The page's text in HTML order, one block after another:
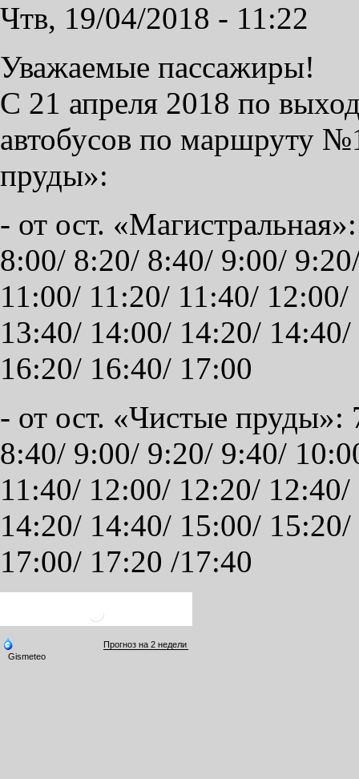
Чтв, 19/04/2018 - 11:22
Уважаемые пассажиры!
С 21 апреля 2018 по
автобусов по маршруту
пруды»:
- от ост.
8:00/ 8:20/ 8:40/ 9:00/
11:00/ 11:20/ 11:40/
13:40/ 14:00/ 14:20/
16:20/ 16:40/ 17:00
- от ост. «Чистые
8:40/ 9:00/ 9:20/ 9:40/
11:40/ 12:00/ 12:20/
14:20/ 14:40/ 15:00/
17:00/ 17:20 /17:40